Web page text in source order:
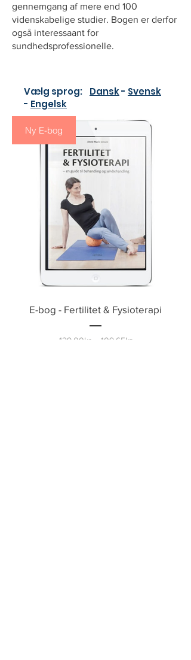
gennemgang af mere end 100
videnskabelige studier. Bogen er derfor
også interessaant for
sundhedsprofessionelle.
Vælg sprog: Dansk- Svensk
- Engelsk
Ny E-bog
E-bog - Fertilitet & Fysioterapi
129,00kr
Regulær
109,65krSalgspris